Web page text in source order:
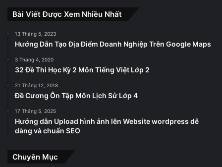
Bài Viết Được Xem Nhiều Nhất
13 Tháng 5, 2023
Hướng Dẫn Tạo Địa Điểm Doanh Nghiệp Trên Google Maps
3 Tháng 4, 2020
32 Đề Thi Học Kỳ 2 Môn Tiếng Việt Lớp 2
21 Tháng 12, 2018
Đề Cương Ôn Tập Môn Lịch Sử Lớp 4
17 Tháng 5, 2025
Hướng dẫn Upload hình ảnh lên Website wordpress dễ
dàng và chuẩn SEO
Chuyên Mục